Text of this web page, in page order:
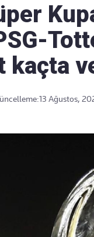
kaçta
13 Ağustos,